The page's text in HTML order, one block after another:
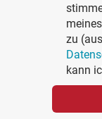
zu
kann